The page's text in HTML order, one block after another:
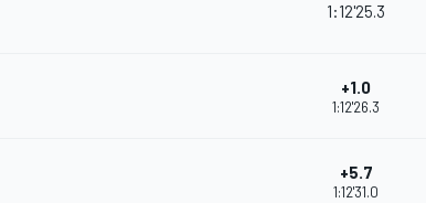
1:12'25.3
+1.0
1:12'26.3
+5.7
1:12'31.0